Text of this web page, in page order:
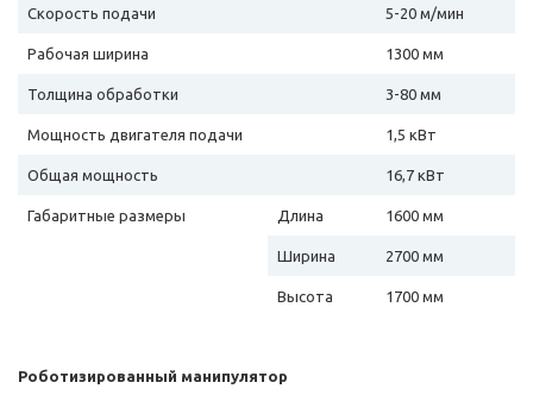
Скорость подачи 5-20 м/мин
Рабочая ширина 1300 мм
Толщина обработки 3-80 мм
Мощность двигателя подачи 1,5 кВт
Общая мощность 16,7 кВт
Габаритные размеры Длина 1600 мм
Ширина 2700 мм
Высота 1700 мм
Роботизированный манипулятор